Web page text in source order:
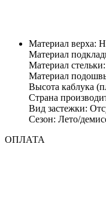
Материал верха:
Материал
Материал
Материал
Высота каблука
Страна
Вид застежки:
Сезон: Лето/
ОПЛАТА